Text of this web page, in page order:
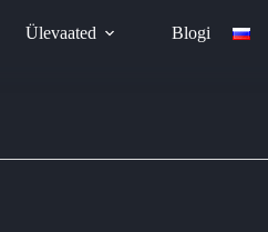
Ülevaated Blogi